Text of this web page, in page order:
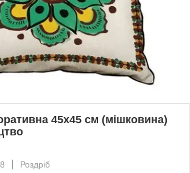
45х45 см (мішковина)
Роздріб